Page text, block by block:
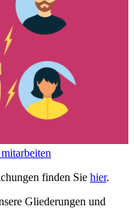
finden Sie hier.
Gliederungen und